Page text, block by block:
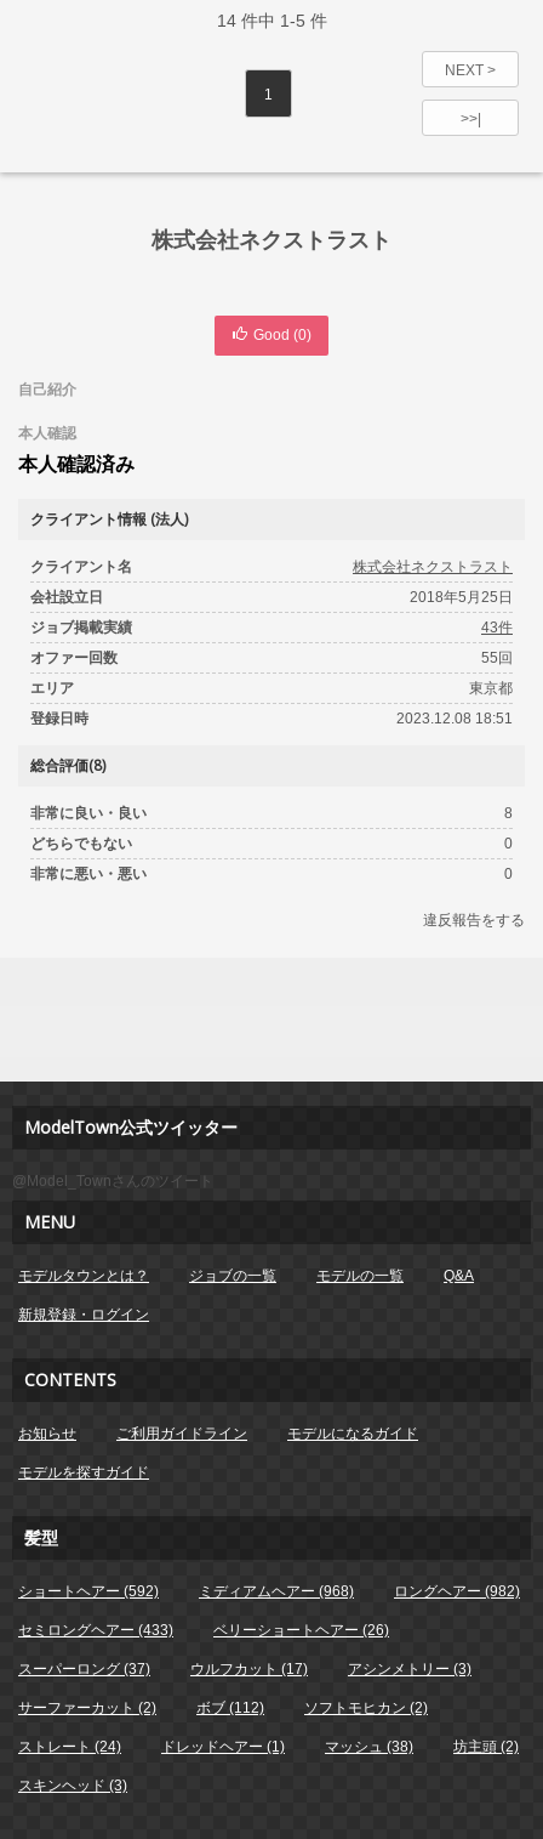
14件中 1-5 件
1
NEXT >
>>|
株式会社ネクストラスト
Good (0)
自己紹介
本人確認
本人確認済み
クライアント情報 (法人)
クライアント名
株式会社ネクストラスト
会社設立日
2018年5月25日
ジョブ掲載実績
43件
オファー回数
55回
エリア
東京都
登録日時
2023.12.08 18:51
総合評価(8)
非常に良い・良い
8
どちらでもない
0
非常に悪い・悪い
0
違反報告をする
ModelTown公式ツイッター
@Model_Townさんのツイート
MENU
モデルタウンとは？ ジョブの一覧 モデルの一覧 Q&A
新規登録・ログイン
CONTENTS
お知らせ ご利用ガイドライン モデルになるガイド
モデルを探すガイド
髪型
ショートヘアー (592) ミディアムヘアー (968) ロングヘアー (982)
セミロングヘアー (433) ベリーショートヘアー (26)
スーパーロング (37) ウルフカット (17) アシンメトリー (3)
サーファーカット (2) ボブ (112) ソフトモヒカン (2)
ストレート (24) ドレッドヘアー (1) マッシュ (38) 坊主頭 (2)
スキンヘッド (3)